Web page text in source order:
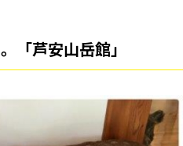
「芦安山岳館」